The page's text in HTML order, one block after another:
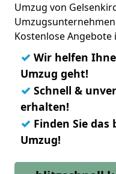
Umzug von
Kostenlose Angebote
✓ Wir helfen
Umzug geht!
✓ Schnell &
erhalten!
✓ Finden Sie
Umzug!